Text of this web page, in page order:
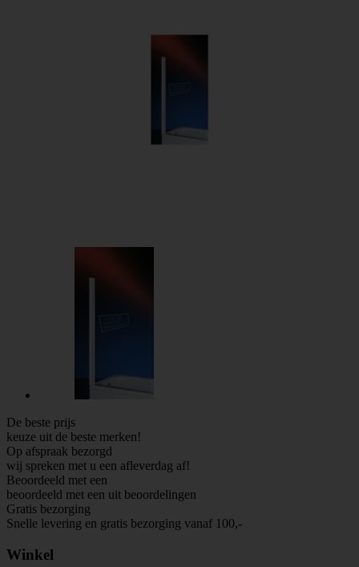
De beste prijs
keuze uit de beste merken!
Op afspraak bezorgd
wij spreken met u een afleverdag af!
Beoordeeld met een
beoordeeld met een uit beoordelingen
Gratis bezorging
Snelle levering en gratis bezorging vanaf 100,-
Winkel